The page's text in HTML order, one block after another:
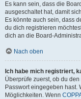
Es kann sein, dass die
ausgeschaltet hat, damit
Es könnte auch sein, dass
du dich registrieren
dich an die Board-
Nach oben
Ich habe mich registriert,
Überprüfe zuerst, ob du
Passwort eingegeben hast.
Möglichkeiten. Wenn